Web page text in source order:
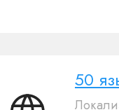
50